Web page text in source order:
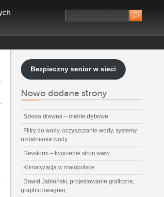
Bezpieczny senior w sieci
Nowo dodane strony
Szkoła drewna – meble dębowe
Filtry do wody, oczyszczanie wody, systemy
uzdatniania wody.
Devstorm – tworzenie stron www
Klimatyzacja w małopolsce
Dawid Jabłoński, projektowanie graficzne,
graphic designer,